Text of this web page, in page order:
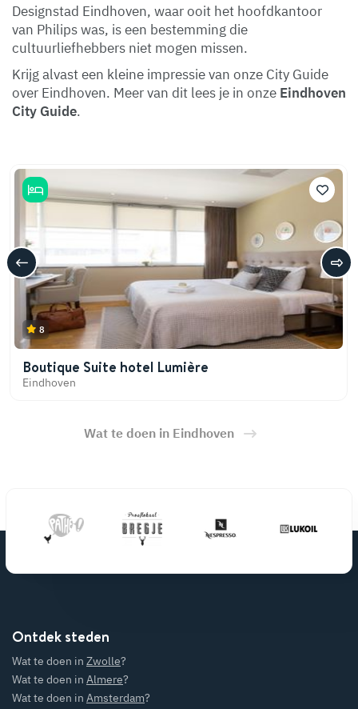
Designstad Eindhoven, waar ooit het hoofdkantoor
van Philips was, is een bestemming die
cultuurliefhebbers niet mogen missen.
Krijg alvast een kleine impressie van onze City Guide
over Eindhoven. Meer van dit lees je in onze Eindhoven
City Guide.
8
Boutique Suite hotel Lumière
Eindhoven
Wat te doen in Eindhoven
Ontdek steden
Wat te doen in Zwolle?
Wat te doen in Almere?
Wat te doen in Amsterdam?